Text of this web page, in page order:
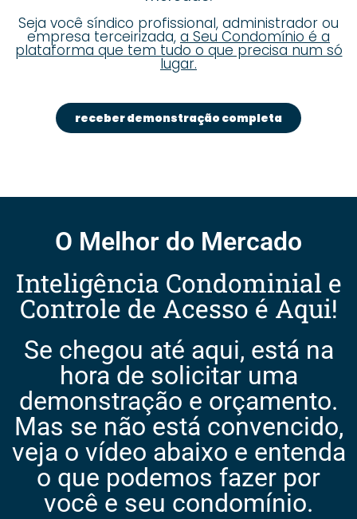
Seja você síndico profissional, administrador ou
empresa terceirizada, a Seu Condomínio é a
plataforma que tem tudo o que precisa num só
lugar.
receber demonstração completa
O Melhor do Mercado
Inteligência Condominial e
Controle de Acesso é Aqui!
Se chegou até aqui, está na
hora de solicitar uma
demonstração e orçamento.
Mas se não está convencido,
veja o vídeo abaixo e entenda
o que podemos fazer por
você e seu condomínio.